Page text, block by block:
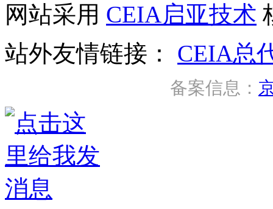
网站采用 CEIA启亚技术
站外友情链接： CEIA总
备案信息：